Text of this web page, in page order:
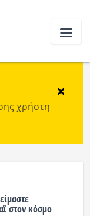
×
χρήστη
στον κόσμο